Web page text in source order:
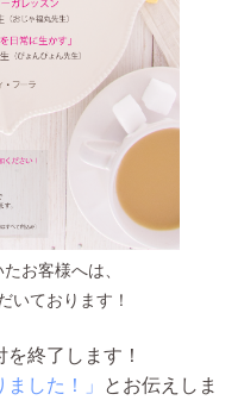
お客様へは、
いております！
終了します！
した！」
とお伝えしま